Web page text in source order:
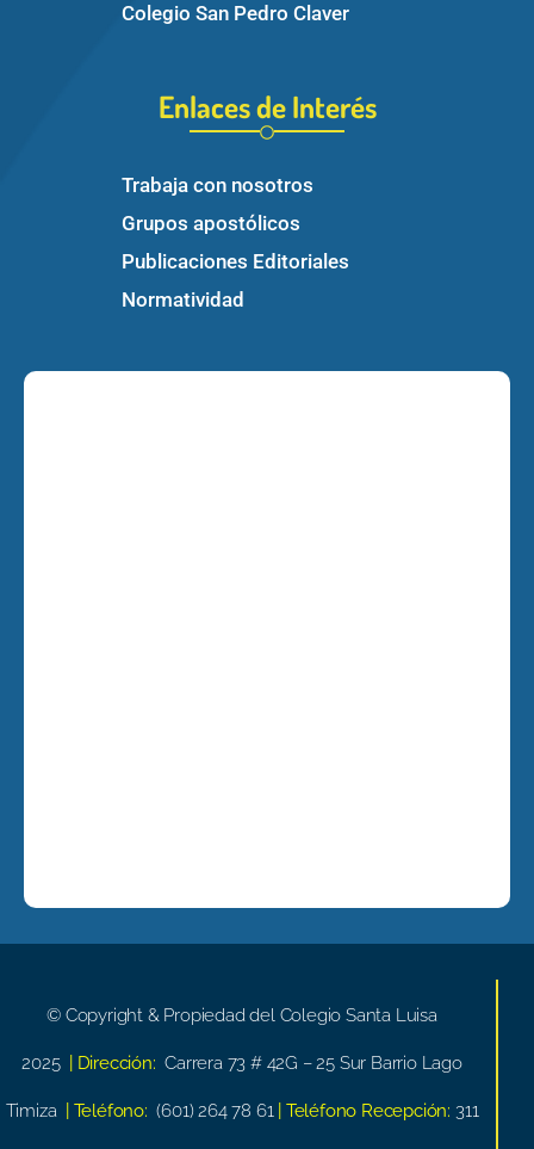
Colegio San Pedro Claver
Enlaces de Interés
Trabaja con nosotros
Grupos apostólicos
Publicaciones Editoriales
Normatividad
© Copyright & Propiedad del Colegio Santa Luisa
2025 | Dirección: Carrera 73 # 42G – 25 Sur Barrio Lago
Timiza | Teléfono: (601) 264 78 61 | Teléfono Recepción: 311